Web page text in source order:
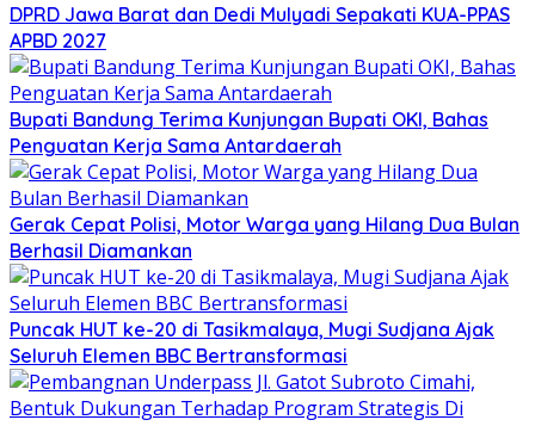
DPRD Jawa Barat dan Dedi Mulyadi Sepakati KUA-PPAS
APBD 2027
Bupati Bandung Terima Kunjungan Bupati OKI, Bahas
Penguatan Kerja Sama Antardaerah
Gerak Cepat Polisi, Motor Warga yang Hilang Dua Bulan
Berhasil Diamankan
Puncak HUT ke-20 di Tasikmalaya, Mugi Sudjana Ajak
Seluruh Elemen BBC Bertransformasi